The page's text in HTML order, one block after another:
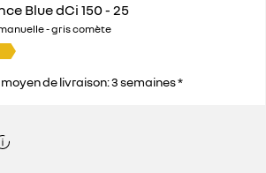
Blue dCi 150 - 25
- gris comète
de livraison: 3 semaines *